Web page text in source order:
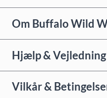
Om Buffalo Wild
Hjælp & Vejledning
Vilkår &